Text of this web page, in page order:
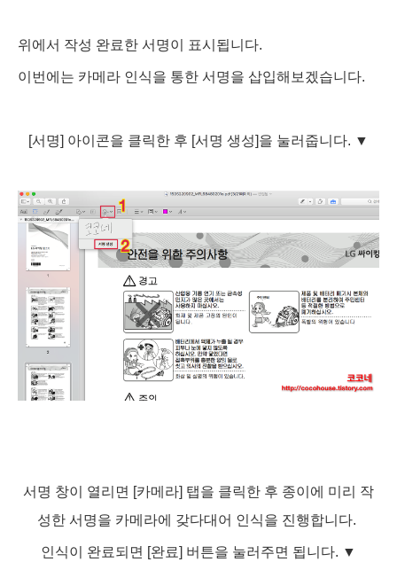
위에서 작성 완료한 서명이 표시됩니다.
이번에는 카메라 인식을 통한 서명을 삽입해보겠습니다.
[서명] 아이콘을 클릭한 후 [서명 생성]을 눌러줍니다. ▼
서명 창이 열리면 [카메라] 탭을 클릭한 후 종이에 미리 작
성한 서명을 카메라에 갖다대어 인식을 진행합니다.
인식이 완료되면 [완료] 버튼을 눌러주면 됩니다. ▼